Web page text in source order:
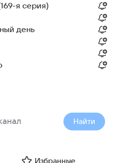
я серия)
день
Найти
Избранные